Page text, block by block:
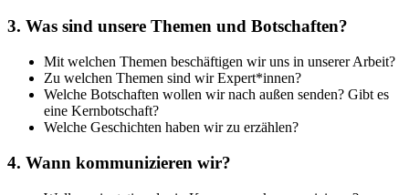
3. Was sind unsere Themen und Botschaften?
Mit welchen Themen beschäftigen wir uns in unserer Arbeit?
Zu welchen Themen sind wir Expert*innen?
Welche Botschaften wollen wir nach außen senden? Gibt es
eine Kernbotschaft?
Welche Geschichten haben wir zu erzählen?
4. Wann kommunizieren wir?